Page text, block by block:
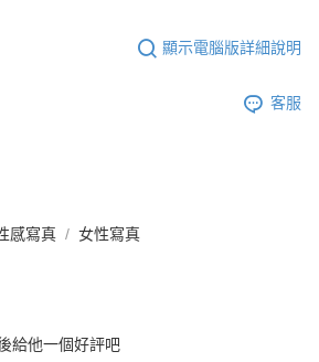
顯示電腦版詳細說明
客服
感寫真 女性寫真
給他一個好評吧